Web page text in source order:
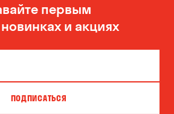
первым
и акциях
ПОДПИСАТЬСЯ